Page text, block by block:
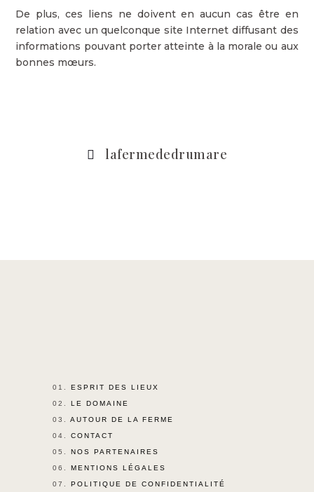
De plus, ces liens ne doivent en aucun cas être en
relation avec un quelconque site Internet diffusant des
informations pouvant porter atteinte à la morale ou aux
bonnes mœurs.
 lafermededrumare
01. ESPRIT DES LIEUX
02. LE DOMAINE
03. AUTOUR DE LA FERME
04. CONTACT
05. NOS PARTENAIRES
06. MENTIONS LÉGALES
07. POLITIQUE DE CONFIDENTIALITÉ